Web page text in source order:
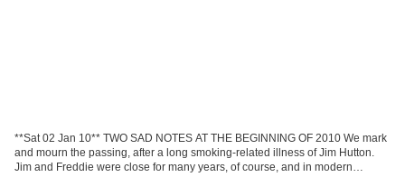
**Sat 02 Jan 10** TWO SAD NOTES AT THE BEGINNING OF 2010 We mark
and mourn the passing, after a long smoking-related illness of Jim Hutton.
Jim and Freddie were close for many years, of course, and in modern